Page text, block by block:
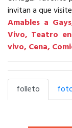
invitan a que
Amables a
Vivo, Teatro
vivo, Cena,
folleto